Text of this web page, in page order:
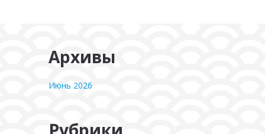
Архивы
Июнь 2026